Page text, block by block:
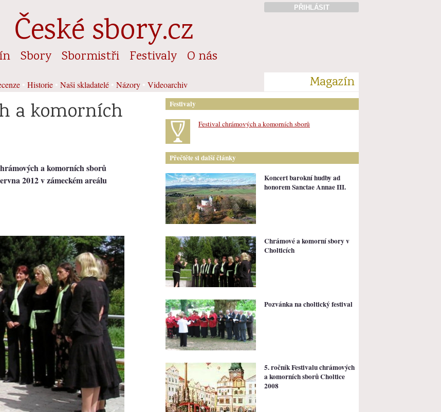
PŘIHLÁSIT
České sbory.cz
Sbory Sbormistři Festivaly O nás
Historie Naši skladatelé Názory Videoarchiv Magazín
a komorních
a komorních sborů
2012 v zámeckém areálu
Festivaly
Festival chrámových a komorních sborů
Přečtěte si další články
Koncert barokní hudby ad
honorem Sanctae Annae III.
Chrámové a komorní sbory v
Cholticích
Pozvánka na choltický festival
5. ročník Festivalu chrámových
a komorních sborů Choltice
2008